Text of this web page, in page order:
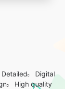
Detailed
Digital
High quality